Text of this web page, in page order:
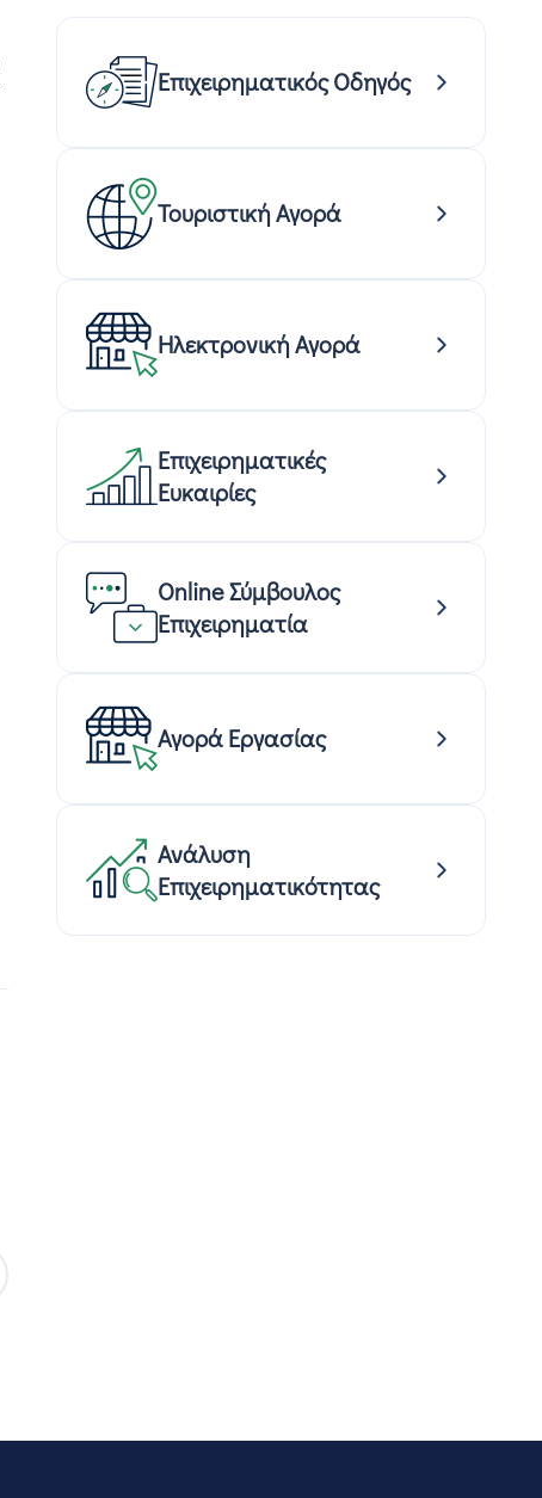
Επιχειρηματικός Οδηγός
Τουριστική Αγορά
Ηλεκτρονική Αγορά
Επιχειρηματικές
Ευκαιρίες
Online Σύμβουλος
Επιχειρηματία
Αγορά Εργασίας
Ανάλυση
Επιχειρηματικότητας